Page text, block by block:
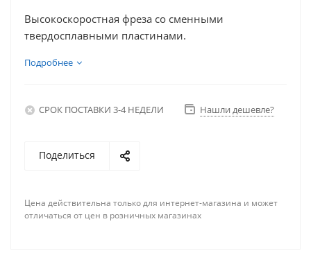
Высокоскоростная фреза со сменными
твердосплавными пластинами.
Подробнее
СРОК ПОСТАВКИ 3-4 НЕДЕЛИ Нашли дешевле?
Поделиться
Цена действительна только для интернет-магазина и может
отличаться от цен в розничных магазинах